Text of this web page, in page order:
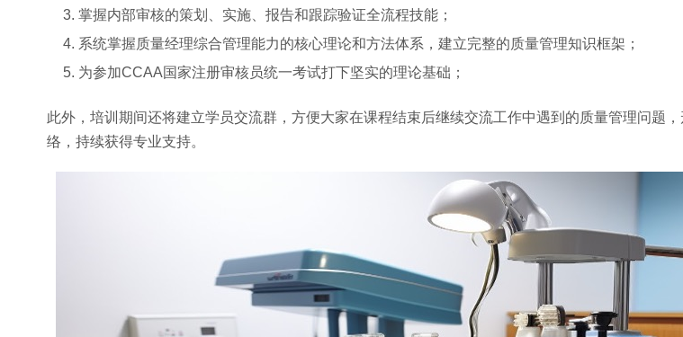
掌握内部审核的策划、实施、报告和跟踪验证全流程技能；
系统掌握质量经理综合管理能力的核心理论和方法体系，建立完整的质量管理知识框架；
为参加CCAA国家注册审核员统一考试打下坚实的理论基础；
此外，培训期间还将建立学员交流群，方便大家在课程结束后继续交流工作中遇到的质量管理问题
络，持续获得专业支持。